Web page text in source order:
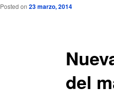
del
Posted on 23 marzo, 2014